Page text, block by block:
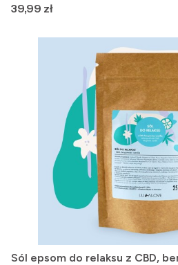
Cena
39,99 zł
Sól epsom do relaksu z CBD,